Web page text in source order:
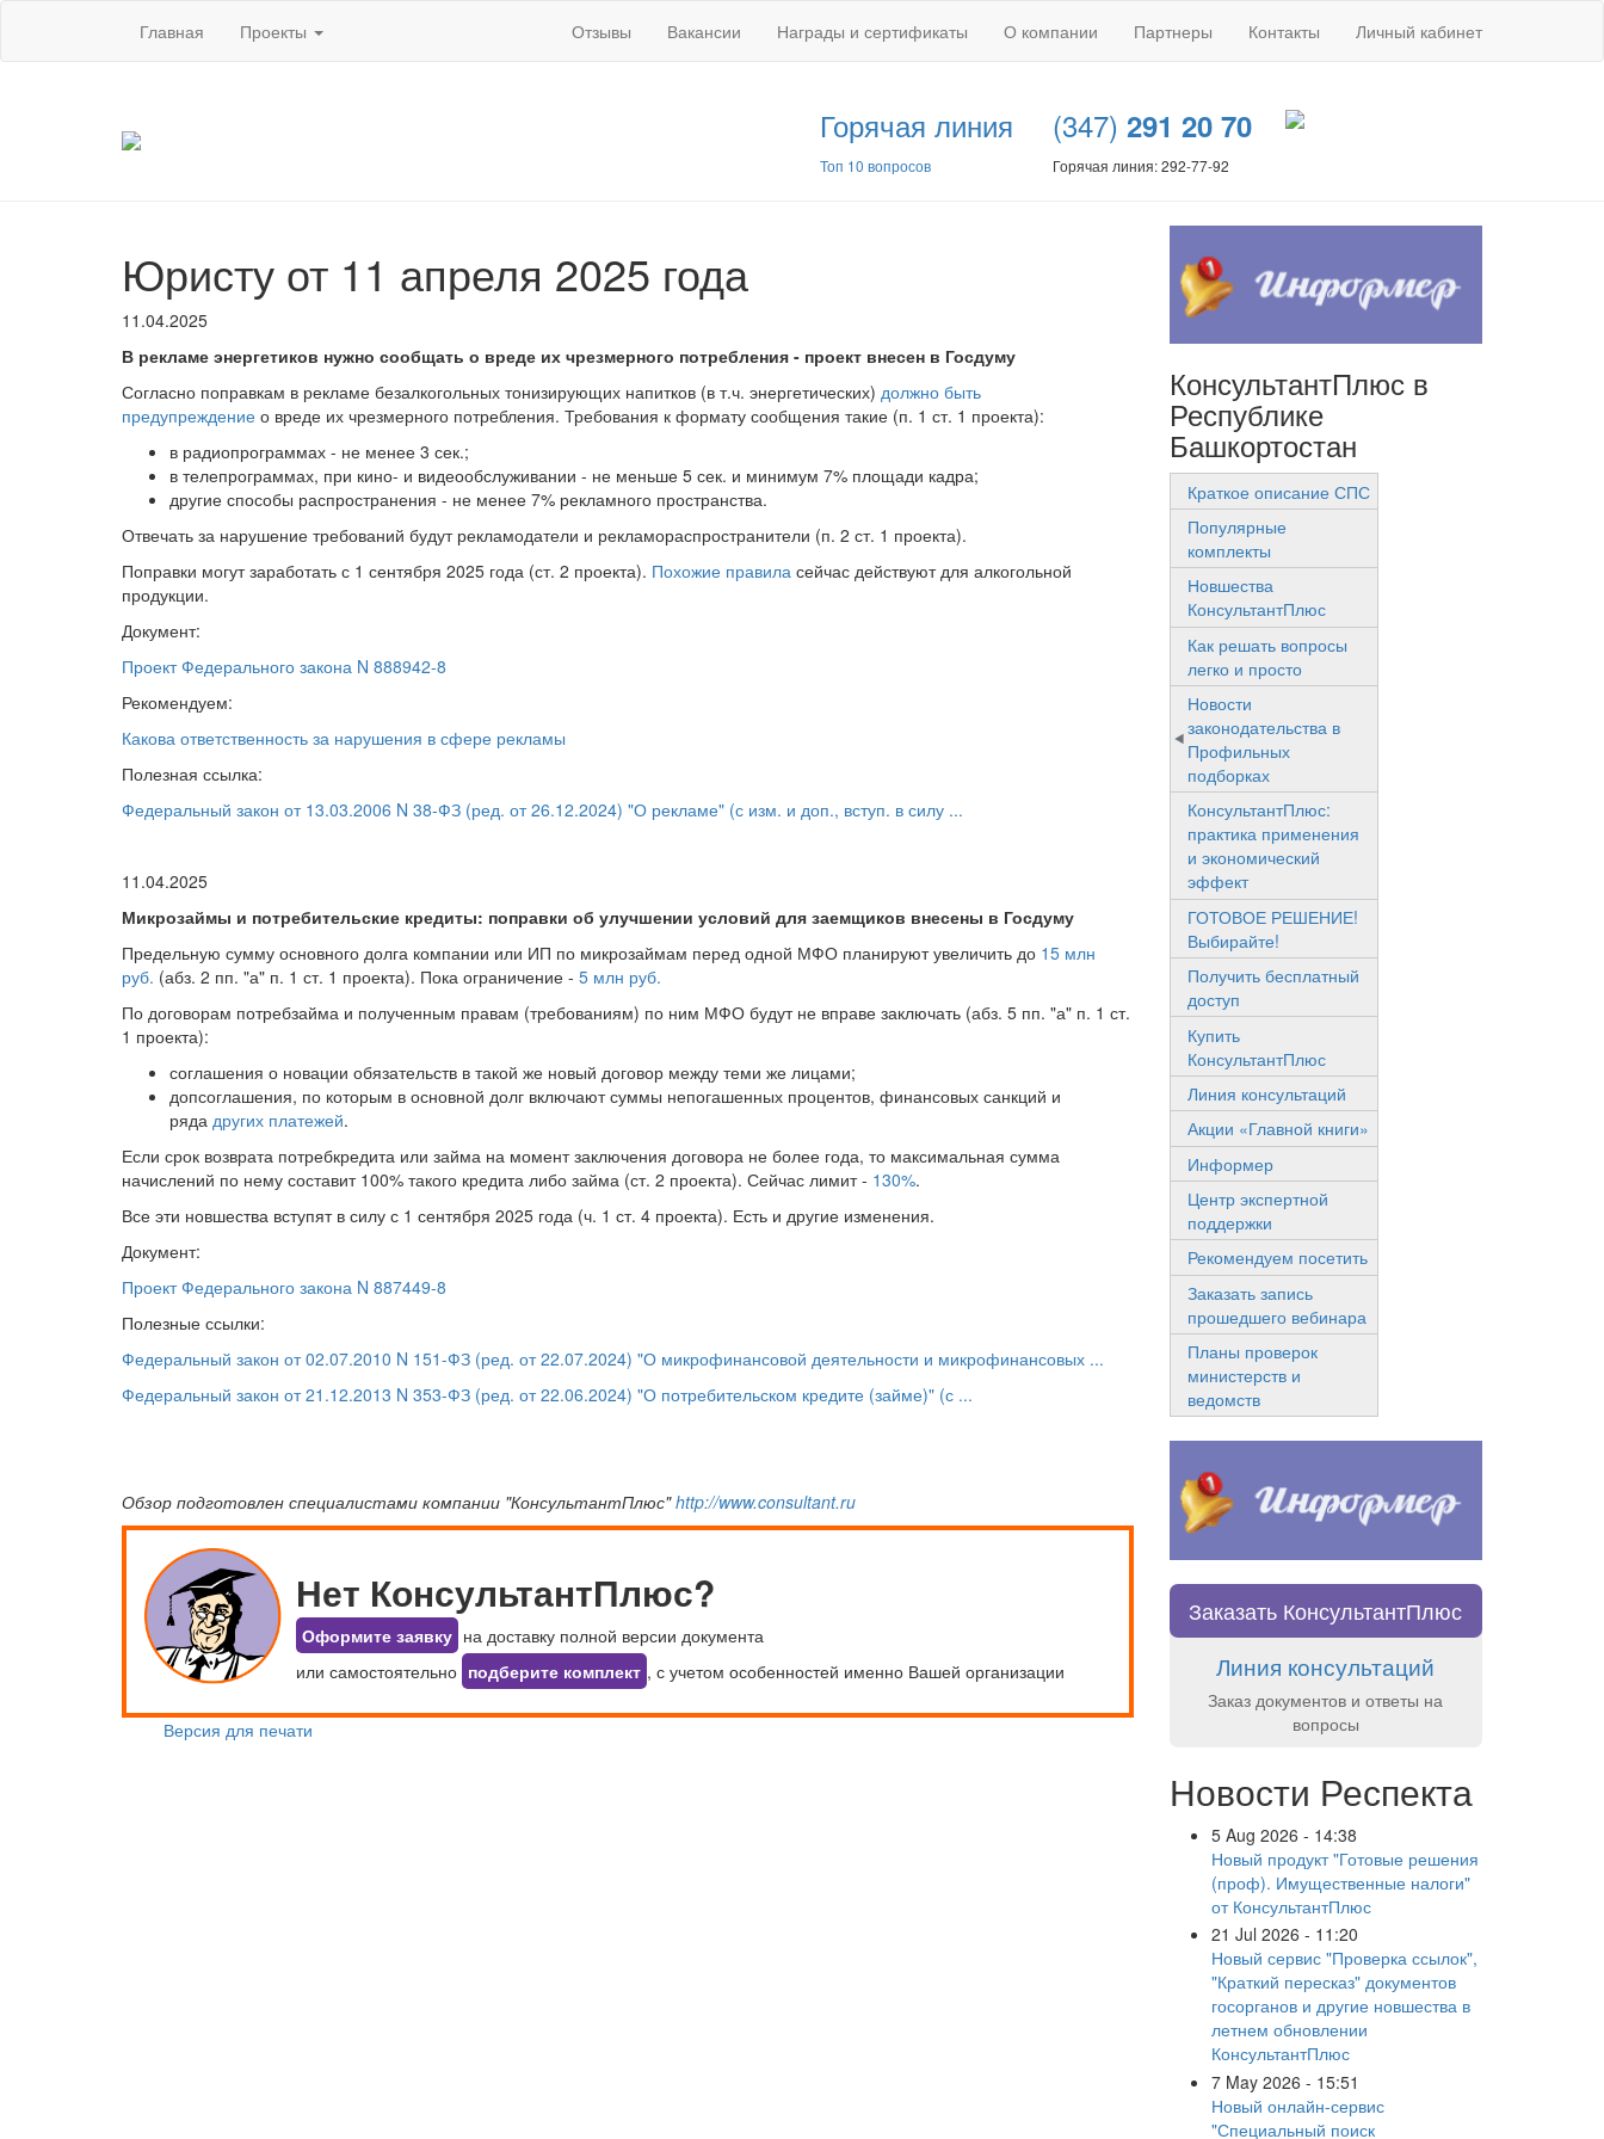
Главная Проекты Отзывы Вакансии Награды и сертификаты О компании Партнеры Контакты Личный кабинет
Горячая линия
Топ 10 вопросов
(347) 291 20 70
Горячая линия: 292-77-92
Юристу от 11 апреля 2025 года
11.04.2025
В рекламе энергетиков нужно сообщать о вреде их чрезмерного потребления - проект внесен в Госдуму
Согласно поправкам в рекламе безалкогольных тонизирующих напитков (в т.ч. энергетических) должно быть
предупреждение о вреде их чрезмерного потребления. Требования к формату сообщения такие (п. 1 ст. 1 проекта):
в радиопрограммах - не менее 3 сек.;
в телепрограммах, при кино- и видеообслуживании - не меньше 5 сек. и минимум 7% площади кадра;
другие способы распространения - не менее 7% рекламного пространства.
Отвечать за нарушение требований будут рекламодатели и рекламораспространители (п. 2 ст. 1 проекта).
Поправки могут заработать с 1 сентября 2025 года (ст. 2 проекта). Похожие правила сейчас действуют для алкогольной
продукции.
Документ:
Проект Федерального закона N 888942-8
Рекомендуем:
Какова ответственность за нарушения в сфере рекламы
Полезная ссылка:
Федеральный закон от 13.03.2006 N 38-ФЗ (ред. от 26.12.2024) "О рекламе" (с изм. и доп., вступ. в силу ...
11.04.2025
Микрозаймы и потребительские кредиты: поправки об улучшении условий для заемщиков внесены в Госдуму
Предельную сумму основного долга компании или ИП по микрозаймам перед одной МФО планируют увеличить до 15 млн
руб. (абз. 2 пп. "а" п. 1 ст. 1 проекта). Пока ограничение - 5 млн руб.
По договорам потребзайма и полученным правам (требованиям) по ним МФО будут не вправе заключать (абз. 5 пп. "а" п. 1 ст.
1 проекта):
соглашения о новации обязательств в такой же новый договор между теми же лицами;
допсоглашения, по которым в основной долг включают суммы непогашенных процентов, финансовых санкций и
ряда других платежей.
Если срок возврата потребкредита или займа на момент заключения договора не более года, то максимальная сумма
начислений по нему составит 100% такого кредита либо займа (ст. 2 проекта). Сейчас лимит - 130%.
Все эти новшества вступят в силу с 1 сентября 2025 года (ч. 1 ст. 4 проекта). Есть и другие изменения.
Документ:
Проект Федерального закона N 887449-8
Полезные ссылки:
Федеральный закон от 02.07.2010 N 151-ФЗ (ред. от 22.07.2024) "О микрофинансовой деятельности и микрофинансовых ...
Федеральный закон от 21.12.2013 N 353-ФЗ (ред. от 22.06.2024) "О потребительском кредите (займе)" (с ...
Обзор подготовлен специалистами компании "КонсультантПлюс"http://www.consultant.ru
Нет КонсультантПлюс?
Оформите заявку на доставку полной версии документа
или самостоятельно подберите комплект , с учетом особенностей именно Вашей организации
Версия для печати
КонсультантПлюс в
Республике
Башкортостан
Краткое описание СПС
Популярные
комплекты
Новшества
КонсультантПлюс
Как решать вопросы
легко и просто
Новости
законодательства в
Профильных
подборках
КонсультантПлюс:
практика применения
и экономический
эффект
ГОТОВОЕ РЕШЕНИЕ!
Выбирайте!
Получить бесплатный
доступ
Купить
КонсультантПлюс
Линия консультаций
Акции «Главной книги»
Информер
Центр экспертной
поддержки
Рекомендуем посетить
Заказать запись
прошедшего вебинара
Планы проверок
министерств и
ведомств
Заказать КонсультантПлюс
Линия консультаций
Заказ документов и ответы на
вопросы
Новости Респекта
5 Aug 2026 - 14:38
Новый продукт "Готовые решения
(проф). Имущественные налоги"
от КонсультантПлюс
21 Jul 2026 - 11:20
Новый сервис "Проверка ссылок",
"Краткий пересказ" документов
госорганов и другие новшества в
летнем обновлении
КонсультантПлюс
7 May 2026 - 15:51
Новый онлайн-сервис
"Специальный поиск